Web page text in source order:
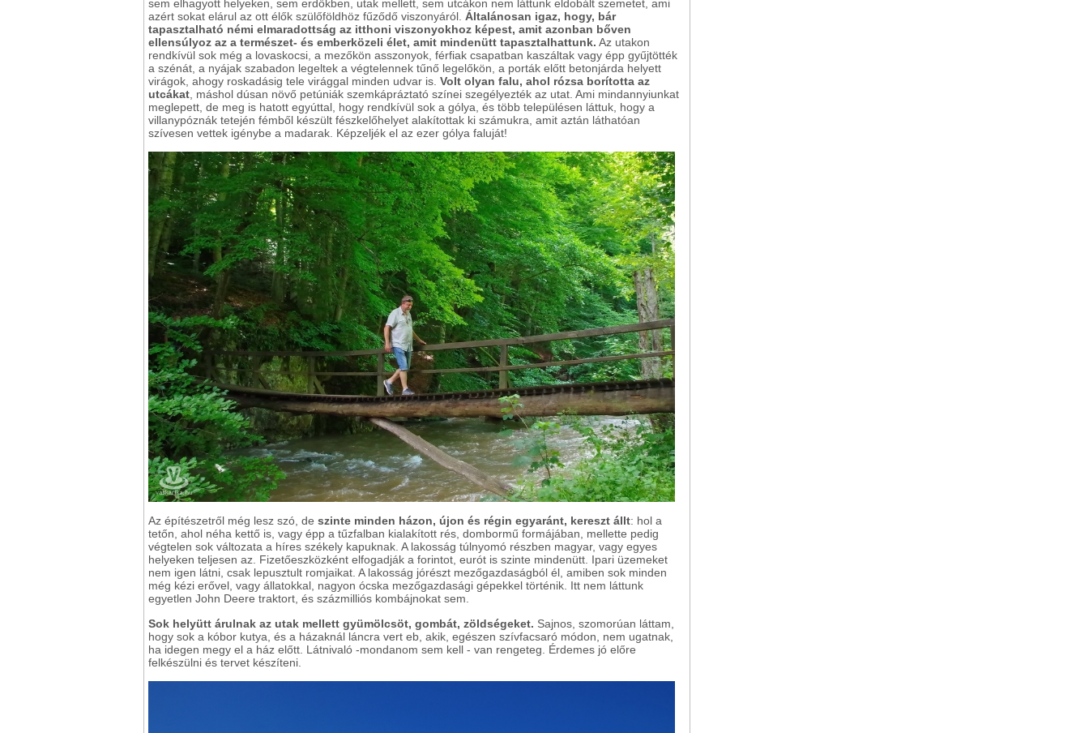
sem elhagyott helyeken, sem erdőkben, utak mellett, sem utcákon nem láttunk eldobált szemetet, ami
azért sokat elárul az ott élők szülőföldhöz fűződő viszonyáról. Általánosan igaz, hogy, bár
tapasztalható némi elmaradottság az itthoni viszonyokhoz képest, amit azonban bőven
ellensúlyoz az a természet- és emberközeli élet, amit mindenütt tapasztalhattunk. Az utakon
rendkívül sok még a lovaskocsi, a mezőkön asszonyok, férfiak csapatban kaszáltak vagy épp gyűjtötték
a szénát, a nyájak szabadon legeltek a végtelennek tűnő legelőkön, a porták előtt betonjárda helyett
virágok, ahogy roskadásig tele virággal minden udvar is. Volt olyan falu, ahol rózsa borította az
utcákat , máshol dúsan növő petúniák szemkápráztató színei szegélyezték az utat. Ami mindannyiunkat
meglepett, de meg is hatott egyúttal, hogy rendkívül sok a gólya, és több településen láttuk, hogy a
villanypóznák tetején fémből készült fészkelőhelyet alakítottak ki számukra, amit aztán láthatóan
szívesen vettek igénybe a madarak. Képzeljék el az ezer gólya faluját!
Az építészetről még lesz szó, de szinte minden házon, újon és régin egyaránt, kereszt állt: hol a
tetőn, ahol néha kettő is, vagy épp a tűzfalban kialakított rés, dombormű formájában, mellette pedig
végtelen sok változata a híres székely kapuknak. A lakosság túlnyomó részben magyar, vagy egyes
helyeken teljesen az. Fizetőeszközként elfogadják a forintot, eurót is szinte mindenütt. Ipari üzemeket
nem igen látni, csak lepusztult romjaikat. A lakosság jórészt mezőgazdaságból él, amiben sok minden
még kézi erővel, vagy állatokkal, nagyon ócska mezőgazdasági gépekkel történik. Itt nem láttunk
egyetlen John Deere traktort, és százmilliós kombájnokat sem.
Sok helyütt árulnak az utak mellett gyümölcsöt, gombát, zöldségeket. Sajnos, szomorúan láttam,
hogy sok a kóbor kutya, és a házaknál láncra vert eb, akik, egészen szívfacsaró módon, nem ugatnak,
ha idegen megy el a ház előtt. Látnivaló -mondanom sem kell - van rengeteg. Érdemes jó előre
felkészülni és tervet készíteni.